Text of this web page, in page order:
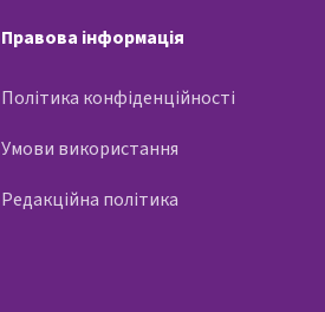
Правова інформація
Політика конфіденційності
Умови використання
Редакційна політика